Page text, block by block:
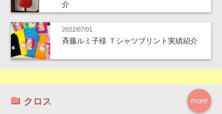
介
2022/07/01
斉藤ルミ子様 Ｔシャツプリント実績紹介
more
クロス